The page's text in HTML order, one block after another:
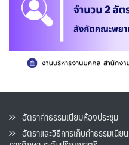
อัตราค่าธรรมเนียมห้องประชุม
อัตราและวิธีการเก็บค่าธรรมเนียน